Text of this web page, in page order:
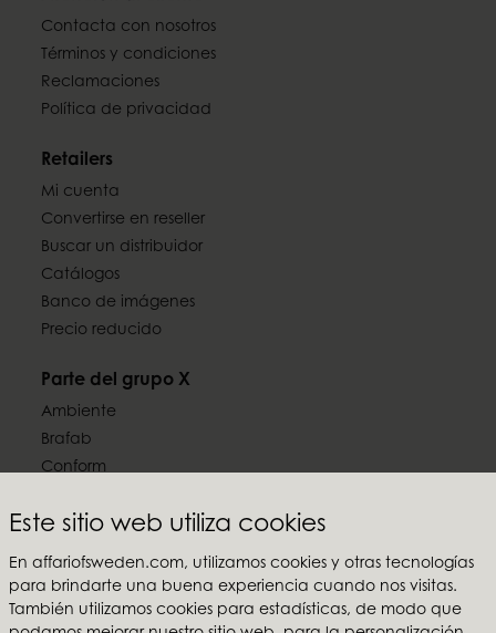
Este sitio web utiliza cookies
En affariofsweden.com, utilizamos cookies y otras tecnologías
para brindarte una buena experiencia cuando nos visitas.
También utilizamos cookies para estadísticas, de modo que
Contacta con nosotros
Términos y condiciones
Reclamaciones
Política de privacidad
Retailers
Mi cuenta
Convertirse en reseller
Buscar un distribuidor
Catálogos
Banco de imágenes
Precio reducido
Parte del grupo X
Ambiente
Brafab
Conform
MTI
Síguenos en las redes sociales